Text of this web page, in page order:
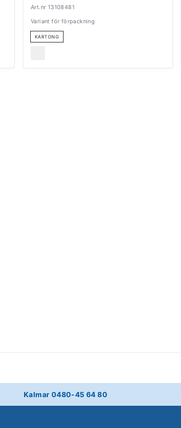
Art.nr 13108481
Variant för förpackning
KARTONG
Kalmar 0480-45 64 80